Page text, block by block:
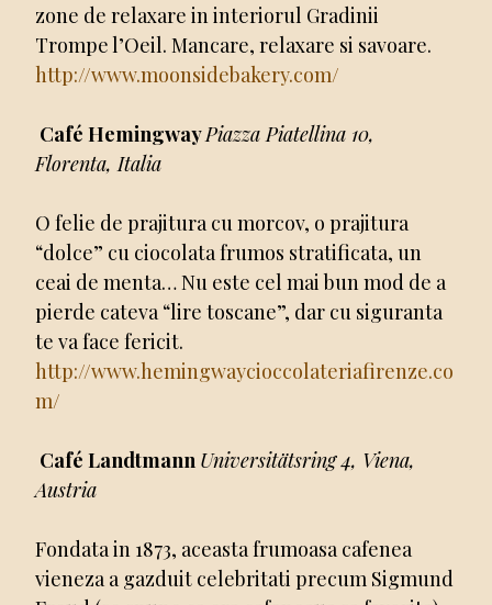
zone de relaxare in interiorul Gradinii
Trompe l’Oeil. Mancare, relaxare si savoare.
http://www.moonsidebakery.com/
Café HemingwayPiazza Piatellina 10,
Florenta, Italia
O felie de prajitura cu morcov, o prajitura
“dolce” cu ciocolata frumos stratificata, un
ceai de menta… Nu este cel mai bun mod de a
pierde cateva “lire toscane”, dar cu siguranta
te va face fericit.
http://www.hemingwaycioccolateriafirenze.co
m/
Café Landtmann Universitätsring 4, Viena,
Austria
Fondata in 1873, aceasta frumoasa cafenea
vieneza a gazduit celebritati precum Sigmund